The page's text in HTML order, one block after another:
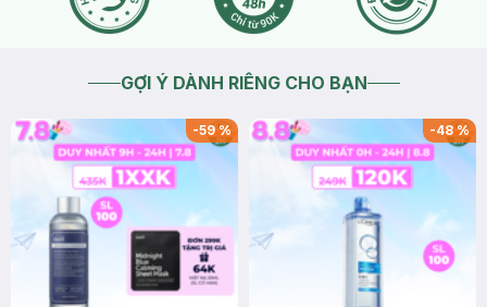
GỢI Ý DÀNH RIÊNG CHO BẠN
-59% -48%